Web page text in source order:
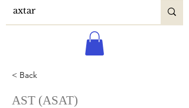
< Back
AST (ASAT)